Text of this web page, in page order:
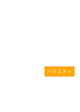
バラエティ